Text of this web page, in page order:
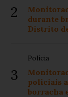
2
durante
Distrito
3
Polícia
policiais
borracha